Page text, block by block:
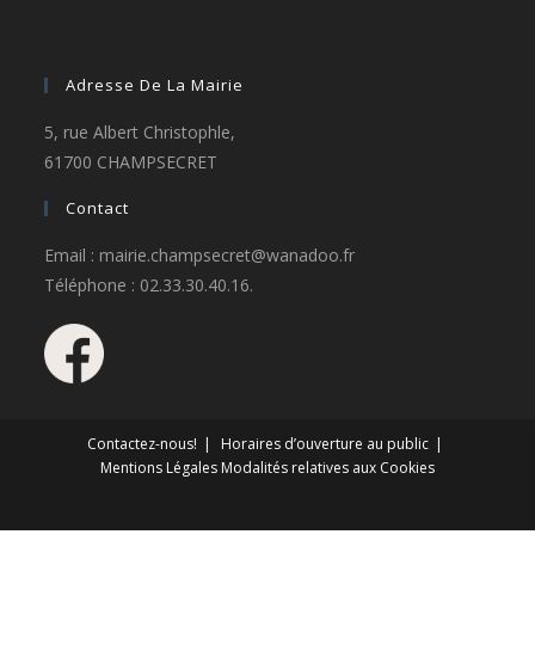
Adresse De La Mairie
5, rue Albert Christophle,
61700 CHAMPSECRET
Contact
Email : mairie.champsecret@wanadoo.fr
Téléphone : 02.33.30.40.16.
Contactez-nous!
Horaires d’ouverture au public
Mentions Légales Modalités relatives aux Cookies